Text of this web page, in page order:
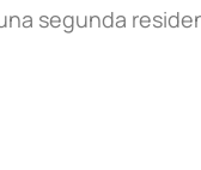
segunda